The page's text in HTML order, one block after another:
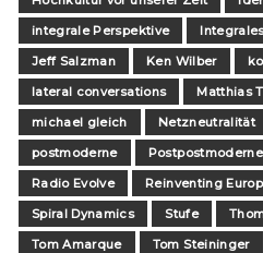
integrale Perspektive
Jeff Salzman
Ken Wilber
lateral conversations
Matthias
michael gleich
Netzneutralität
postmoderne
Postpostmoderne
Radio Evolve
Reinventing
Spiral Dynamics
Stufe
Tom Amarque
Tom Steininger